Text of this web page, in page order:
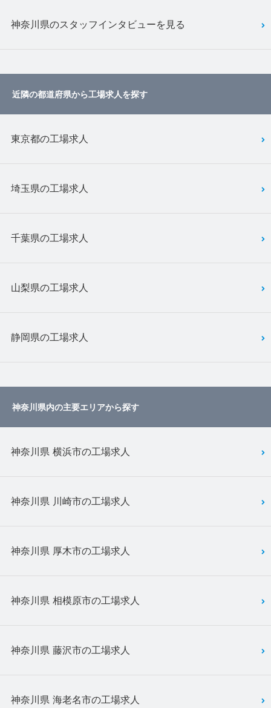
神奈川県のスタッフインタビューを見る
近隣の都道府県から工場求人を探す
東京都の工場求人
埼玉県の工場求人
千葉県の工場求人
山梨県の工場求人
静岡県の工場求人
神奈川県内の主要エリアから探す
神奈川県 横浜市の工場求人
神奈川県 川崎市の工場求人
神奈川県 厚木市の工場求人
神奈川県 相模原市の工場求人
神奈川県 藤沢市の工場求人
神奈川県 海老名市の工場求人